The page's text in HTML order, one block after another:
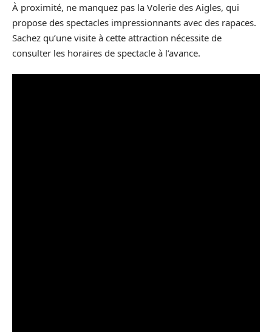
À proximité, ne manquez pas la Volerie des Aigles, qui
propose des spectacles impressionnants avec des rapaces.
Sachez qu’une visite à cette attraction nécessite de
consulter les horaires de spectacle à l’avance.